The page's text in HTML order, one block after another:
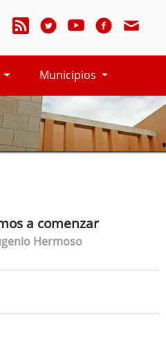
Municipios
a comenzar
Hermoso